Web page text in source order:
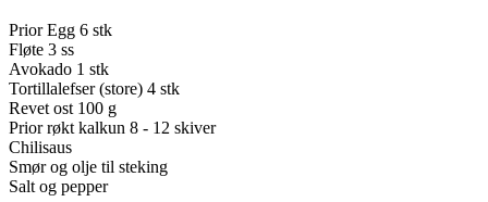
Prior Egg 6 stk
Fløte 3 ss
Avokado 1 stk
Tortillalefser (store) 4 stk
Revet ost 100 g
Prior røkt kalkun 8 - 12 skiver
Chilisaus
Smør og olje til steking
Salt og pepper